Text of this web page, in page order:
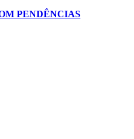
PENDÊNCIAS